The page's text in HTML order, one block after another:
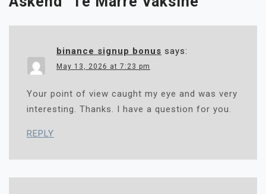
binance signup bonus says:
May 13, 2026 at 7:23 pm
Your point of view caught my eye and was very
interesting. Thanks. I have a question for you.
REPLY